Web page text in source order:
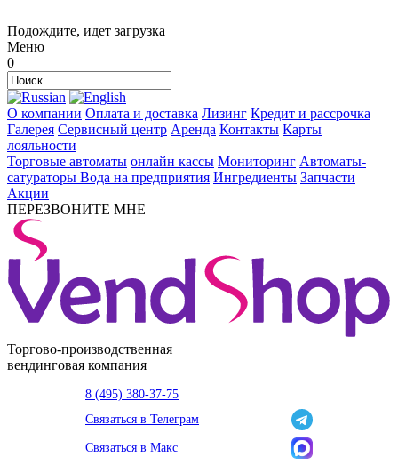
Подождите, идет загрузка
Меню
0
О компании Оплата и доставка Лизинг Кредит и рассрочка
Галерея Сервисный центр Аренда Контакты Карты
лояльности
Торговые автоматы онлайн кассы Мониторинг Автоматы-
сатураторы Вода на предприятия Ингредиенты Запчасти
Акции
ПЕРЕЗВОНИТЕ МНЕ
Торгово-производственная
вендинговая компания
8 (495) 380-37-75
Связаться в Телеграм
Связаться в Макс